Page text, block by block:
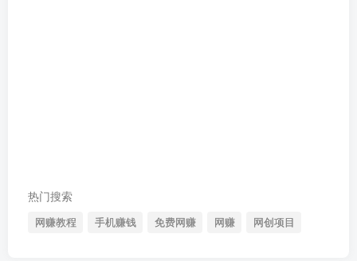
热门搜索
网赚教程 手机赚钱 免费网赚 网赚 网创项目